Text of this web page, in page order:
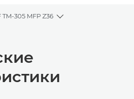
305 MFP Z36
Toggle breadcrumbs